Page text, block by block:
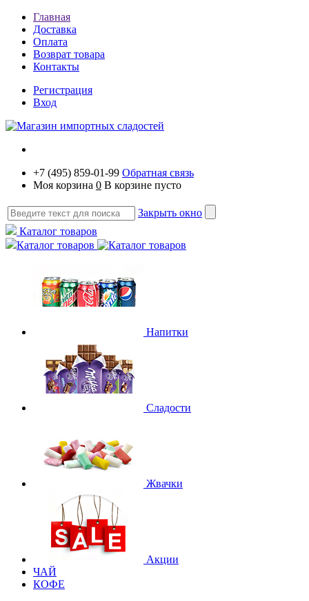
Главная
Доставка
Оплата
Возврат товара
Контакты
Регистрация
Вход
+7 (495) 859-01-99 Обратная связь
Моя корзина 0 В корзине пусто
Закрыть окно
Каталог товаров
Каталог товаров
Напитки
Сладости
Жвачки
Акции
ЧАЙ
КОФЕ